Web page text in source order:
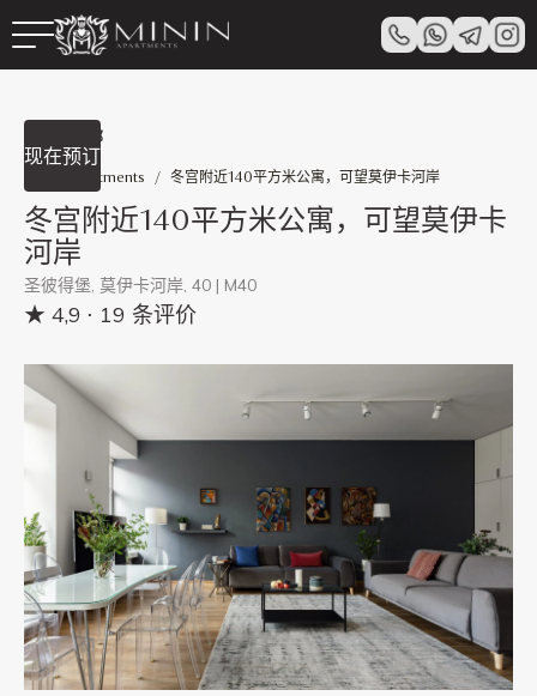
查看全部
Minin Apartments / 冬宫附近140平方米公寓，可望莫伊卡河岸
冬宫附近140平方米公寓，可望莫伊卡
河岸
圣彼得堡, 莫伊卡河岸, 40 | M40
★ 4,9 ⋅ 19 条评价
现在预订